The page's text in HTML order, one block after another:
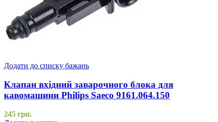
Додати до списку бажань
Клапан вхідний заварочного блока для
кавомашини Philips Saeco 9161.064.150
245 грн.